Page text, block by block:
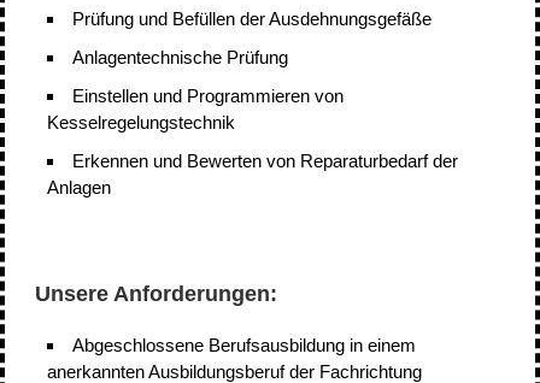
Prüfung und Befüllen der Ausdehnungsgefäße
Anlagentechnische Prüfung
Einstellen und Programmieren von
Kesselregelungstechnik
Erkennen und Bewerten von Reparaturbedarf der
Anlagen
Unsere Anforderungen:
Abgeschlossene Berufsausbildung in einem
anerkannten Ausbildungsberuf der Fachrichtung